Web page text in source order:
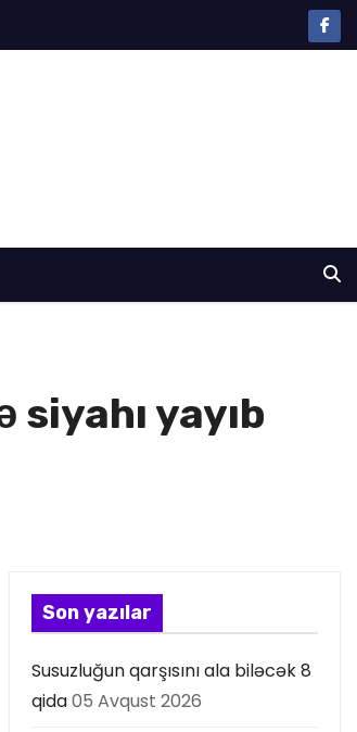
yayıb
Son yazılar
Susuzluğun qarşısını ala biləcək 8
qida05 Avqust 2026